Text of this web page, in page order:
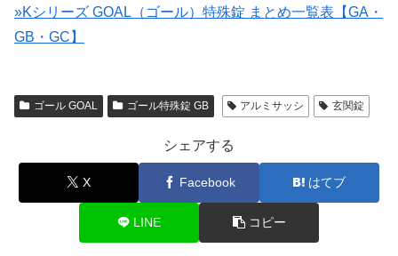
»Kシリーズ GOAL（ゴール）特殊錠 まとめ一覧表【GA・
GB・GC】
ゴール GOAL ゴール特殊錠 GB アルミサッシ 玄関錠
シェアする
X Facebook はてブ
LINE コピー